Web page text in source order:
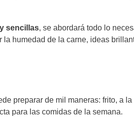
sencillas, se abordará todo lo
humedad de la carne, ideas
preparar de mil maneras: frito, a
para las comidas de la semana.